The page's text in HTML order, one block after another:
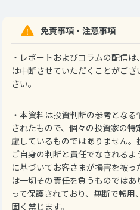
免責事項・注意事項
・レポートおよびコラムの配信
は中断させていただくことがご
さい。
・本資料は投資判断の参考とな
されたもので、個々の投資家の
慮しているものではありません
ご自身の判断と責任でなされる
に基づいてお客さまが損害を被
は一切その責任を負うものでは
って保護されており、無断で転
固く禁じます。